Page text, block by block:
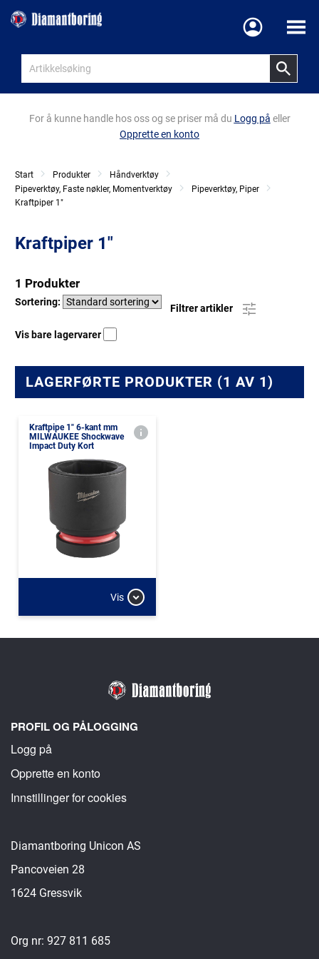
Meny
For å kunne handle hos oss og se priser må du Logg på eller
Opprette en konto
Start Produkter
Håndverktøy
Pipeverktøy, Faste nøkler, Momentverktøy
Pipeverktøy, Piper
Kraftpiper 1"
Kraftpiper 1"
1 Produkter
Sortering:
Filtrer artikler
Vis bare lagervarer
LAGERFØRTE PRODUKTER (1 AV 1)
Kraftpipe 1" 6-kant mm
MILWAUKEE Shockwave
Impact Duty Kort
Vis
PROFIL OG PÅLOGGING
Logg på
Opprette en konto
Innstillinger for cookies
Diamantboring Unicon AS
Pancoveien 28
1624 Gressvik
Org nr: 927 811 685